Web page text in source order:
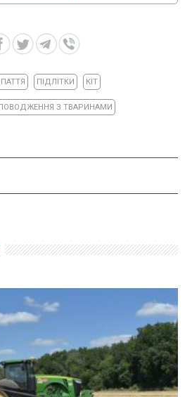
ПІДЛІТКИ КІТ
З ТВАРИНАМИ